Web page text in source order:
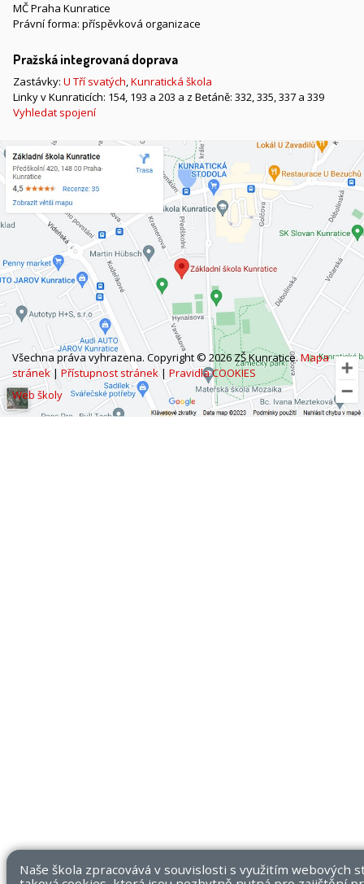
MČ Praha Kunratice
Právní forma: příspěvková organizace
Pražská integrovaná doprava
Zastávky: U Tří svatých,Kunratická škola
Linky v Kunraticích: 154, 193 a 203 a z Betáně: 332, 335, 337 a 339
Vyhledat spojení
Všechna práva vyhrazena. Copyright © 2026 ZŠ Kunratice.Mapa
stránek| Přístupnost stránek| Pravidla COOKIES
Web školy
Naše škola zpracovává v souvislosti s využitím webových